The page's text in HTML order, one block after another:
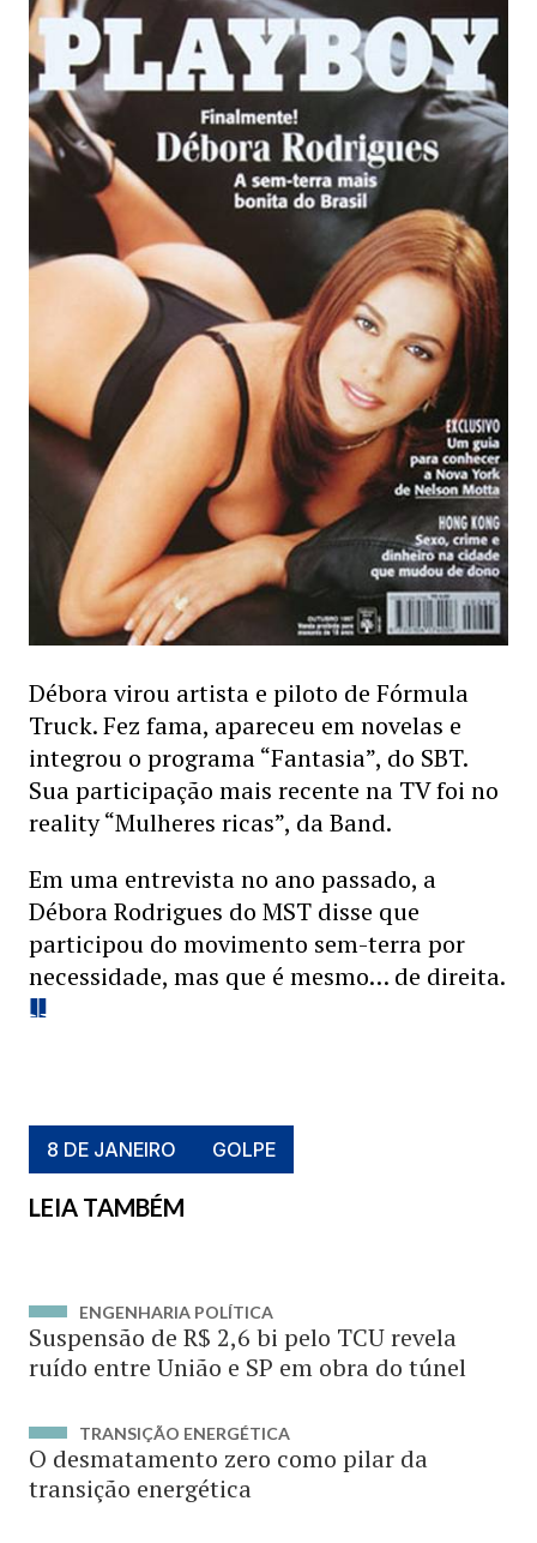
Débora virou artista e piloto de Fórmula
Truck. Fez fama, apareceu em novelas e
integrou o programa “Fantasia”, do SBT.
Sua participação mais recente na TV foi no
reality “Mulheres ricas”, da Band.
Em uma entrevista no ano passado, a
Débora Rodrigues do MST disse que
participou do movimento sem-terra por
necessidade, mas que é mesmo… de direita.
8 DE JANEIRO GOLPE
LEIA TAMBÉM
ENGENHARIA POLÍTICA
Suspensão de R$ 2,6 bi pelo TCU revela
ruído entre União e SP em obra do túnel
TRANSIÇÃO ENERGÉTICA
O desmatamento zero como pilar da
transição energética